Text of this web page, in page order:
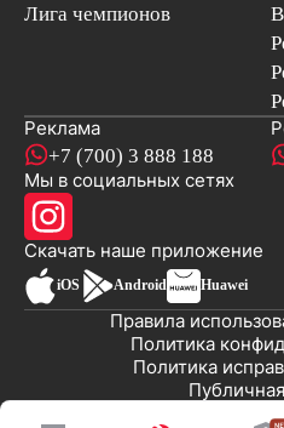
Лига чемпионов
Реклама
+7 (700) 3 888 188
Мы в социальных сетях
Скачать наше приложение
iOS Android Huawei
Политика
Политика
Правила
© 2008-2026